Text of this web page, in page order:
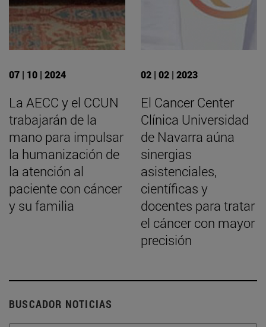
07 | 10 | 2024
La AECC y el CCUN
trabajarán de la
mano para impulsar
la humanización de
la atención al
paciente con cáncer
y su familia
02 | 02 | 2023
El Cancer Center
Clínica Universidad
de Navarra aúna
sinergias
asistenciales,
científicas y
docentes para tratar
el cáncer con mayor
precisión
BUSCADOR NOTICIAS